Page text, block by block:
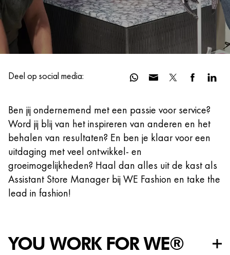
Deel op social media:
Ben jij ondernemend met een passie voor service?
Word jij blij van het inspireren van anderen en het
behalen van resultaten? En ben je klaar voor een
uitdaging met veel ontwikkel- en
groeimogelijkheden? Haal dan alles uit de kast als
Assistant Store Manager bij WE Fashion en take the
lead in fashion!
YOU WORK FOR WE®